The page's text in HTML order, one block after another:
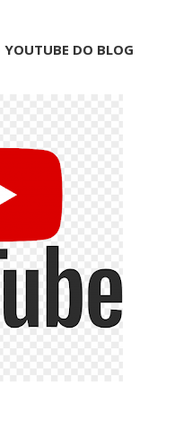
DO BLOG